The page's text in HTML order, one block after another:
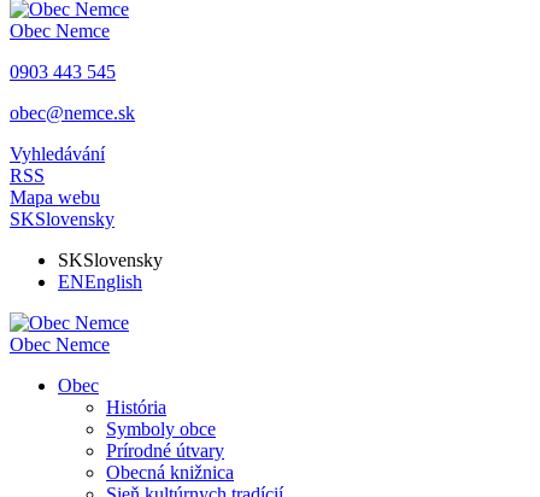
Obec Nemce
0903 443 545
obec@nemce.sk
Vyhledávání
RSS
Mapa webu
SKSlovensky
SKSlovensky
ENEnglish
Obec Nemce
Obec
História
Symboly obce
Prírodné útvary
Obecná knižnica